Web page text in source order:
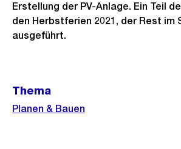
Erstellung der PV-Anlage. Ein Teil
den Herbstferien 2021, der Rest im
ausgeführt.
Informationen
Thema
Planen & Bauen